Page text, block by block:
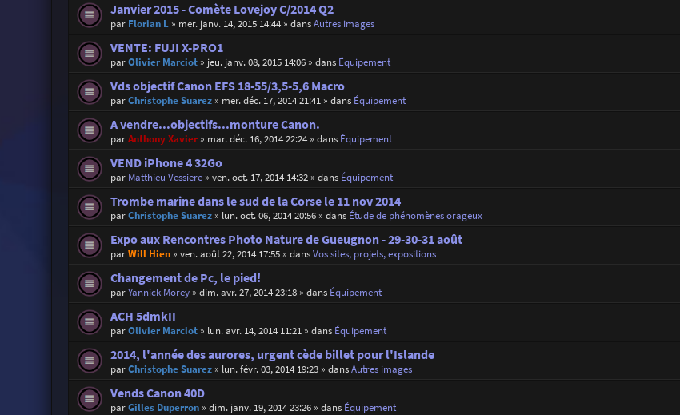
Janvier 2015 - Comète Lovejoy C/2014 Q2
par Florian L» mer. janv. 14, 2015 14:44» dansAutres images
VENTE: FUJI X-PRO1
parOlivier Marciot» jeu. janv. 08, 2015 14:06» dans Équipement
Vds objectif Canon EFS 18-55/3,5-5,6 Macro
parChristophe Suarez» mer. déc. 17, 2014 21:41» dans Équipement
A vendre...objectifs...monture Canon.
parAnthony Xavier» mar. déc. 16, 2014 22:24» dans Équipement
VEND iPhone 4 32Go
par Matthieu Vessiere» ven. oct. 17, 2014 14:32» dans Équipement
Trombe marine dans le sud de la Corse le 11 nov 2014
parChristophe Suarez» lun. oct. 06, 2014 20:56» dans Étude de phénomènes orageux
Expo aux Rencontres Photo Nature de Gueugnon - 29-30-31 août
parWill Hien» ven. août 22, 2014 17:55» dansVos sites, projets, expositions
Changement de Pc, le pied!
parYannick Morey» dim. avr. 27, 2014 23:18» dans Équipement
ACH 5dmkII
parOlivier Marciot» lun. avr. 14, 2014 11:21» dans Équipement
2014, l'année des aurores, urgent cède billet pour l'Islande
parChristophe Suarez» lun. févr. 03, 2014 19:23» dansAutres images
Vends Canon 40D
parGilles Duperron» dim. janv. 19, 2014 23:26» dans Équipement